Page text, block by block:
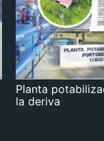
Planta
la deriva